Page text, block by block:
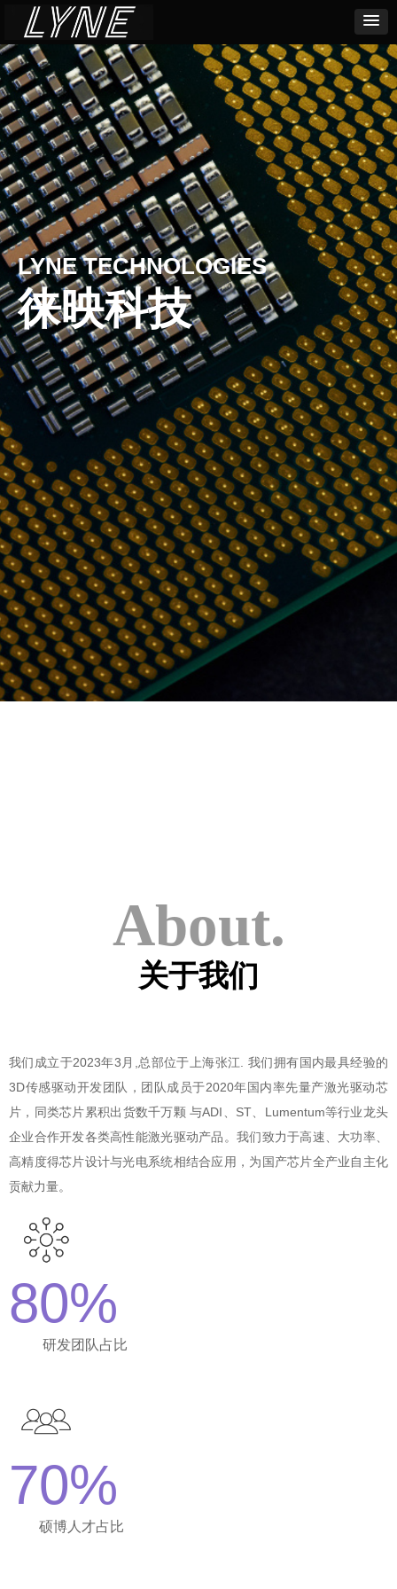
LYNE TECHNOLOGIES
徕映科技
我们成立于2023年3月,总部位于上海张江. 我们拥有国内最具经验的
3D传感驱动开发团队，团队成员于2020年国内率先量产激光驱动芯
片，同类芯片累积出货数千万颗 与ADI、ST、Lumentum等行业龙头
企业合作开发各类高性能激光驱动产品。我们致力于高速、大功率、
高精度得芯片设计与光电系统相结合应用，为国产芯片全产业自主化
贡献力量。
关于我们
About.
研发团队占比
80%
硕博人才占比
70%